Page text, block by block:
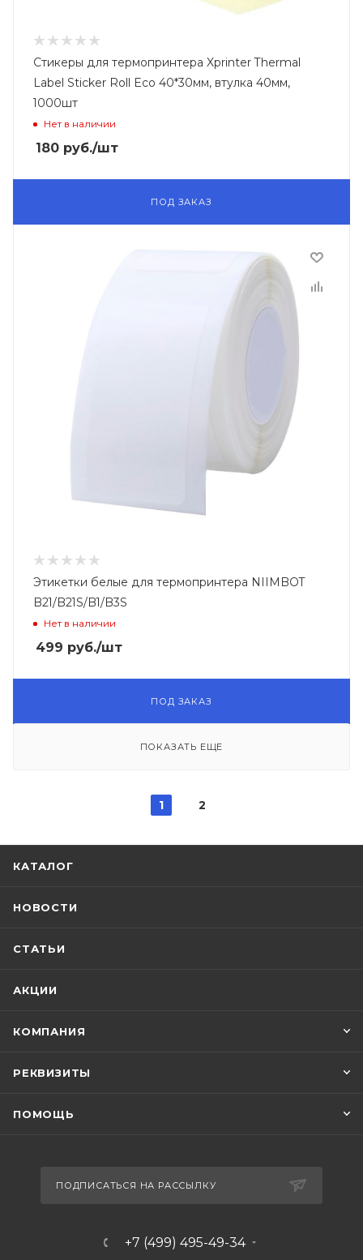
Стикеры для термопринтера Xprinter Thermal
Label Sticker Roll Eco 40*30мм, втулка 40мм,
1000шт
Нет в наличии
180 руб./шт
ПОД ЗАКАЗ
Этикетки белые для термопринтера NIIMBOT
B21/B21S/B1/B3S
Нет в наличии
499 руб./шт
ПОД ЗАКАЗ
ПОКАЗАТЬ ЕЩЕ
1 2
КАТАЛОГ
НОВОСТИ
СТАТЬИ
АКЦИИ
КОМПАНИЯ
РЕКВИЗИТЫ
ПОМОЩЬ
ПОДПИСАТЬСЯ НА РАССЫЛКУ
+7 (499) 495-49-34